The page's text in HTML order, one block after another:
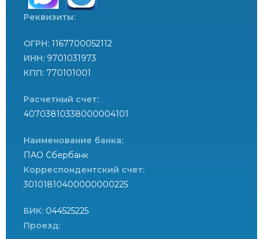
Реквизиты:
ОГРН: 1167700052112
ИНН: 9701031973
КПП: 770101001
Расчетный счет:
40703810338000004101
Наименование банка:
ПАО Сбербанк
Корреспондентский счет:
30101810400000000225
БИК: 044525225
Проезд: